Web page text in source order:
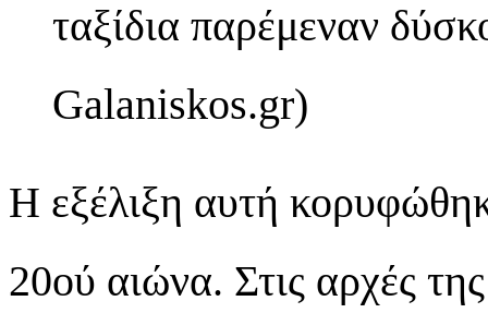
ταξίδια παρέμεναν
Galaniskos.gr)
Η εξέλιξη αυτή
20ού αιώνα. Στις αρχές